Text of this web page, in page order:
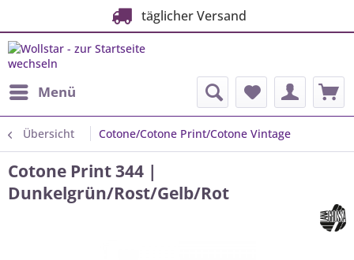
täglicher Versand
Menü
Übersicht Cotone/Cotone Print/Cotone Vintage
Cotone Print 344 |
Dunkelgrün/Rost/Gelb/Rot